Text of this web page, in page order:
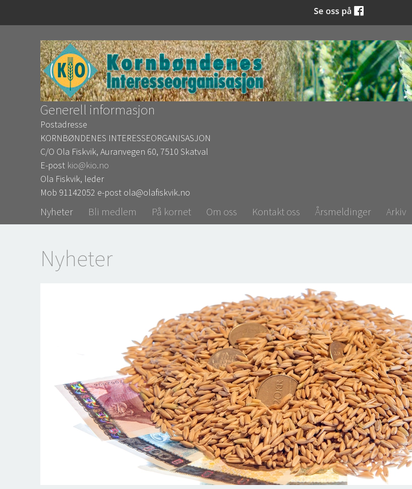
Generell informasjon
Postadresse
KORNBØNDENES INTERESSEORGANISASJON
C/O Ola Fiskvik, Auranvegen 60, 7510 Skatval
E-post kio@kio.no
Ola Fiskvik, leder
Mob 91142052 e-post ola@olafiskvik.no
Nyheter Bli medlem På kornet Om oss Kontakt oss Årsmeldinger Arkiv
Nyheter